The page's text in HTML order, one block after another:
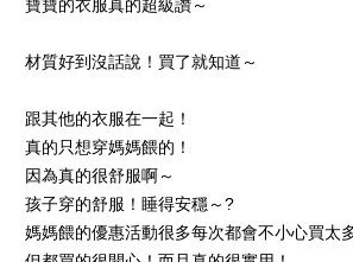
寶寶的衣服真的超級讚～
材質好到沒話說！買了就知道～
跟其他的衣服在一起！
真的只想穿媽媽餵的！
因為真的很舒服啊～
孩子穿的舒服！睡得安穩～?
媽媽餵的優惠活動很多每次都會不小心買太